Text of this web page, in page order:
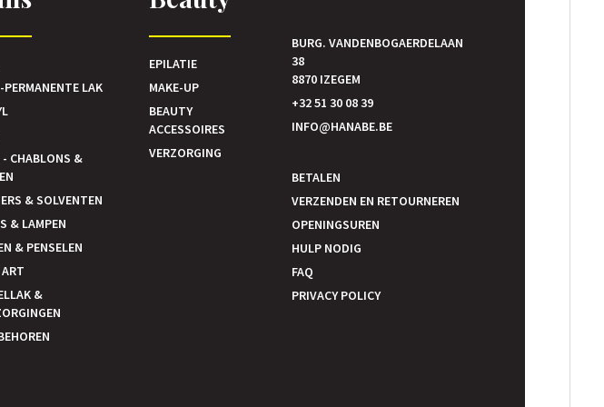
PERMANENTE LAK
CHABLONS &
& SOLVENTEN
& LAMPEN
& PENSELEN
&
EPILATIE
MAKE-UP
BEAUTY
ACCESSOIRES
VERZORGING
BURG. VANDENBOGAERDELAAN
38
8870 IZEGEM
+32 51 30 08 39
INFO@HANABE.BE
BETALEN
VERZENDEN EN RETOURNEREN
OPENINGSUREN
HULP NODIG
FAQ
PRIVACY POLICY